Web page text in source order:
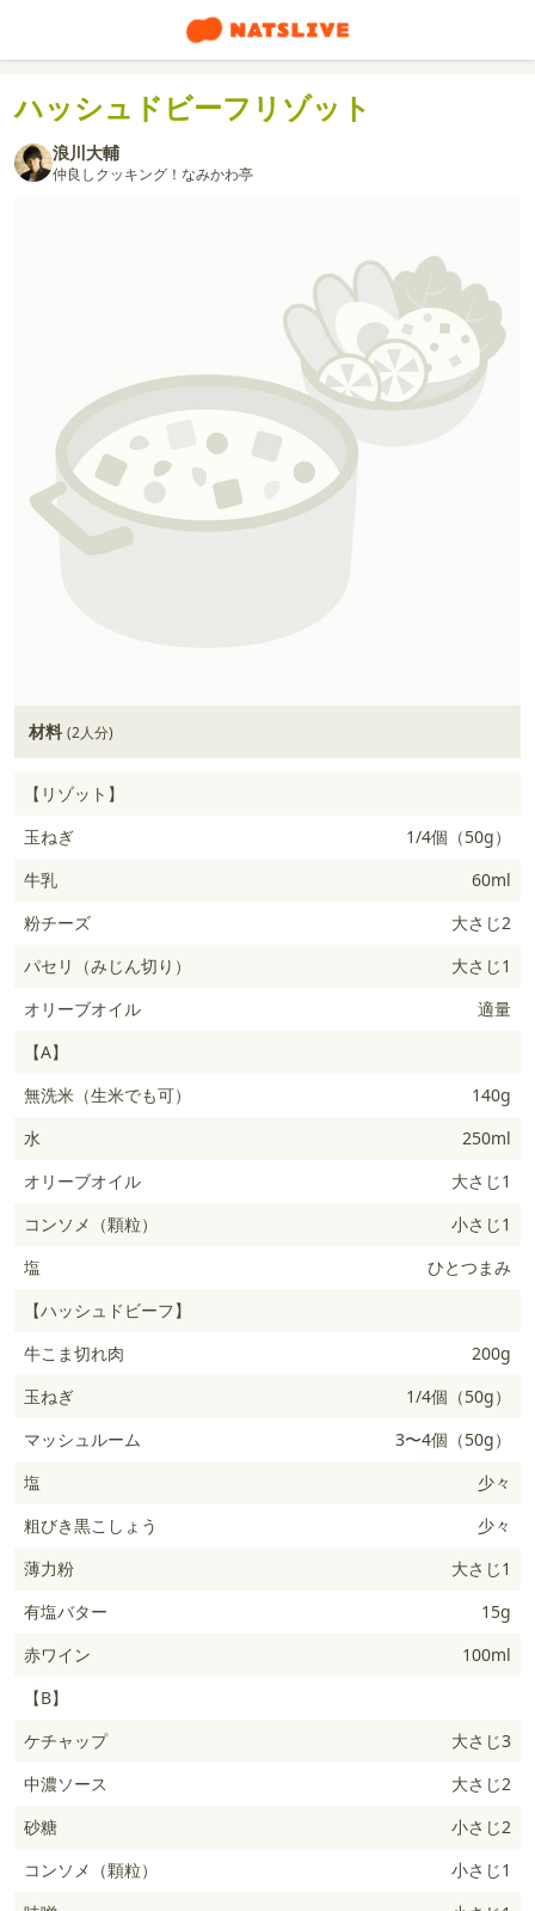
ハッシュドビーフリゾット
浪川大輔
仲良しクッキング！なみかわ亭
材料 (2人分)
【リゾット】
玉ねぎ
1/4個（50g）
牛乳
60ml
粉チーズ
大さじ2
パセリ（みじん切り）
大さじ1
オリーブオイル
適量
【A】
無洗米（生米でも可）
140g
水
250ml
オリーブオイル
大さじ1
コンソメ（顆粒）
小さじ1
塩
ひとつまみ
【ハッシュドビーフ】
牛こま切れ肉
200g
玉ねぎ
1/4個（50g）
マッシュルーム
3〜4個（50g）
塩
少々
粗びき黒こしょう
少々
薄力粉
大さじ1
有塩バター
15g
赤ワイン
100ml
【B】
ケチャップ
大さじ3
中濃ソース
大さじ2
砂糖
小さじ2
コンソメ（顆粒）
小さじ1